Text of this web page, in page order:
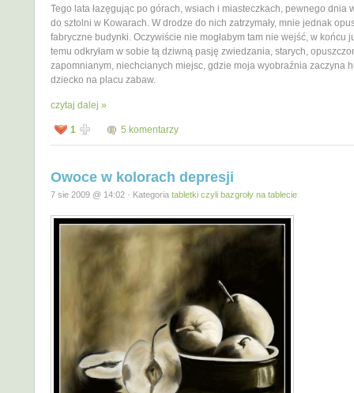
Tego lata łazęgując po górach, wsiach i miasteczkach, pewnego dnia
do sztolni w Kowarach. W drodze do nich zatrzymały, mnie jednak
fabryczne budynki. Oczywiście nie mogłabym tam nie wejść, w końcu
temu odkryłam w sobie tą dziwną pasję zwiedzania, starych,
zapomnianym, niechcianych miejsc, gdzie moja wyobraźnia zaczyna
dziecko na placu zabaw.
czytaj dalej »
1 5 komentarzy
Owoce w kolorach depresji
7 sie 2009 @ 14:02 · Kategoria tabletki czyli bazgroły na tablecie